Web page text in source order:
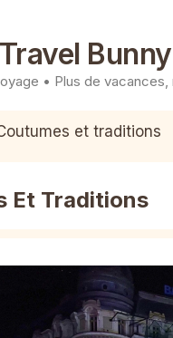
• Plus de
et traditions
Et Traditions